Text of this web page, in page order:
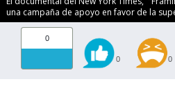
una campaña de apoyo en favor de la
0
0 0